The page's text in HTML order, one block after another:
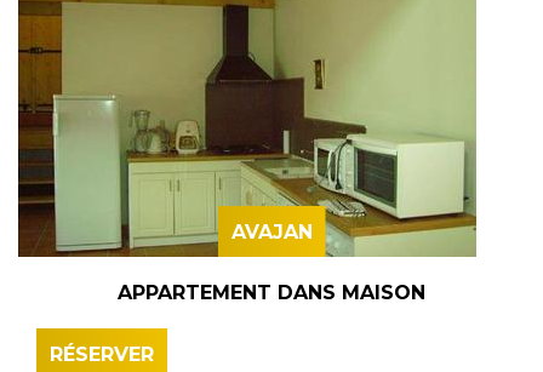
AVAJAN
APPARTEMENT DANS MAISON
RÉSERVER